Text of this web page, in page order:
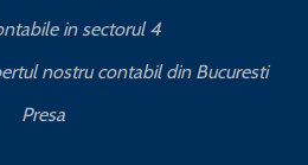
in sectorul 4
nostru contabil din Bucuresti
Presa